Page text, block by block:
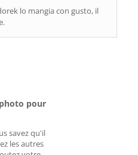
lo mangia con gusto, il
pour
savez qu'il
les autres